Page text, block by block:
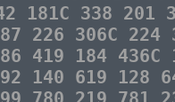
181C 338 201
226 306C 224
419 184 436C
140 619 128